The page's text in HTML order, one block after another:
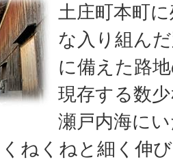
土庄町本町
な入り組ん
に備えた路
現存する数
瀬戸内海に
ねくねと細く伸